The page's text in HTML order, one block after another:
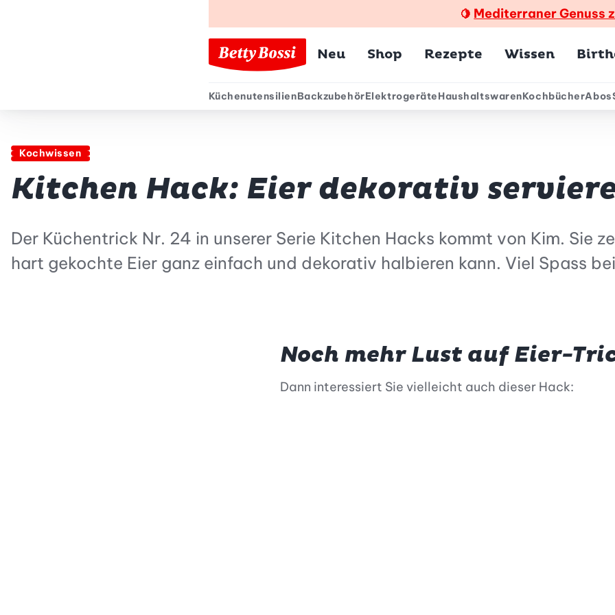
🍋 Mediterraner Genuss
Hauptmenü
Neu Shop Rezepte Wissen
Sekundärmenü
KüchenutensilienBackzubehörElektrogeräteHaushaltswarenKochbücherAbos
Kochwissen
Kitchen Hack: Eier dekorativ
Der Küchentrick Nr. 24 in unserer Serie Kitchen Hacks kommt von Kim. Sie
hart gekochte Eier ganz einfach und dekorativ halbieren kann. Viel Spass
Noch mehr Lust auf Eier-
Dann interessiert Sie vielleicht auch dieser Hack: